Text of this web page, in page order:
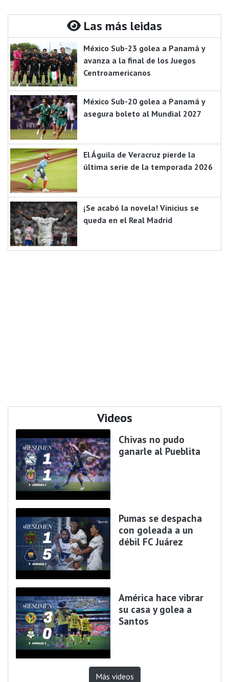
Las más leidas
México Sub-23 golea a Panamá y
avanza a la final de los Juegos
Centroamericanos
México Sub-20 golea a Panamá y
asegura boleto al Mundial 2027
El Águila de Veracruz pierde la
última serie de la temporada 2026
¡Se acabó la novela! Vinicius se
queda en el Real Madrid
Videos
Chivas no pudo
ganarle al Pueblita
Pumas se despacha
con goleada a un
débil FC Juárez
América hace vibrar
su casa y golea a
Santos
Más videos